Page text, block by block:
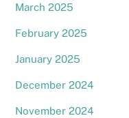
March 2025
February 2025
January 2025
December 2024
November 2024